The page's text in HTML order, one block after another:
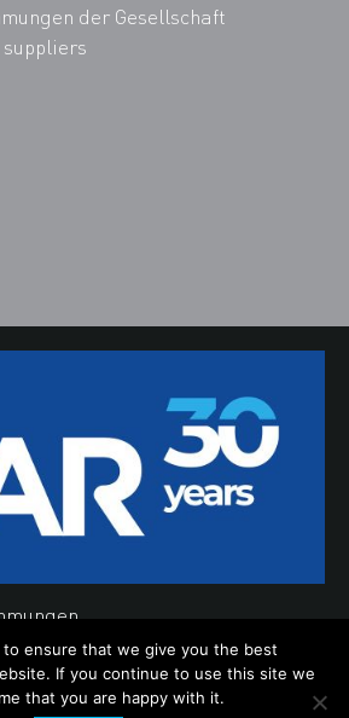
der Gesellschaft
to ensure that we give you the best
If you continue to use this site we
that you are happy with it.